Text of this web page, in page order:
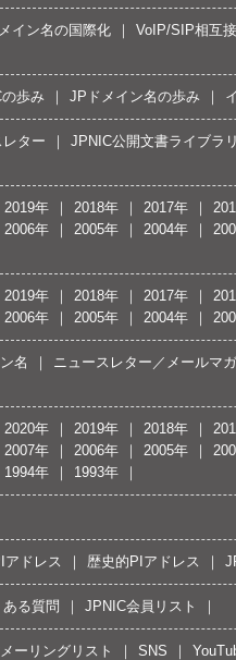
イン名の国際化 VoIP/SIP相互
歩み JPドメイン名の歩み
レター JPNIC公開文書ライブラリ
2019年 2018年 2017年
2006年 2005年 2004年
2019年 2018年 2017年
2006年 2005年 2004年
名 ニュースレター／メールマ
2020年 2019年 2018年
2007年 2006年 2005年
1994年 1993年
アドレス 歴史的PIアドレス
ある質問 JPNIC会員リスト
ーリングリスト SNS